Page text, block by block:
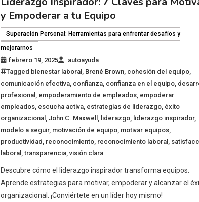
y Empoderar a tu Equipo
Superación Personal: Herramientas para enfrentar desafíos y
mejorarnos
febrero 19, 2025
autoayuda
Tagged bienestar laboral , Brené Brown, cohesión del equipo,
comunicación efectiva, confianza, confianza en el equipo,
profesional , empoderamiento de empleados, empoderar
empleados, escucha activa, estrategias de liderazgo, éxito
organizacional , John C. Maxwell , liderazgo, liderazgo inspirador,
modelo a seguir, motivación de equipo, motivar equipos,
productividad , reconocimiento, reconocimiento laboral ,
laboral ,transparencia,visión clara
Descubre cómo el liderazgo inspirador transforma equipos.
Aprende estrategias para motivar, empoderar y alcanzar el
organizacional. ¡Conviértete en un líder hoy mismo!